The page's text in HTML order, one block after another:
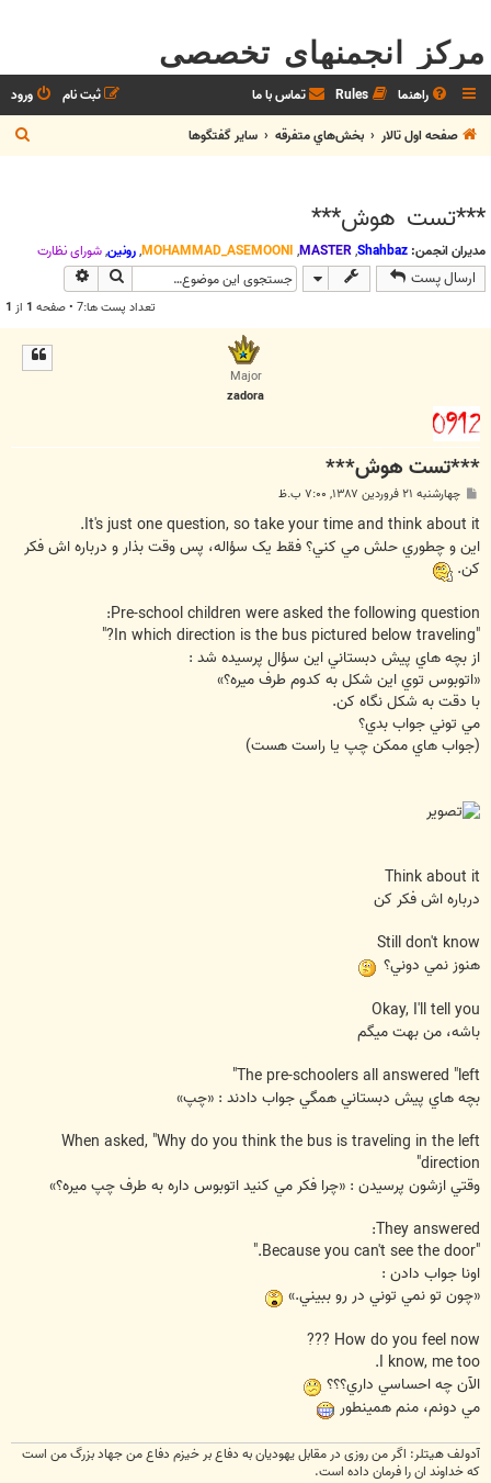
مرکز انجمنهای تخصصی
راهنما Rules تماس با ما ورود
ثبت نام
صفحه اول تالار
بخش‌‌هاي متفرقه ساير گفتگوها
س
***تست هوش***
مدیران انجمن: Shahbaz
,
MASTER
,
MOHAMMAD_ASEMOONI
,رونین,شوراي نظارت
ارسال پست جستجو
تعداد پست ها:7 • صفحه 1 از 1
Major
zadora
***تست هوش***
س
ت
چهارشنبه ۲۱ فروردین ۱۳۸۷, ۷:۰۰ ب.ظ
It's just one question, so take your time and think about it.
اين و چطوري حلش مي کني؟ فقط يک سؤاله، پس وقت بذار و درباره اش فکر
کن.
Pre-school children were asked the following question:
"In which direction is the bus pictured below traveling?"
از بچه هاي پيش دبستاني اين سؤال پرسيده شد :
«اتوبوس توي اين شکل به کدوم طرف ميره؟»
با دقت به شکل نگاه کن.
مي توني جواب بدي؟
(جواب هاي ممکن چپ يا راست هست)
Think about it
درباره اش فکر کن
Still don't know
هنوز نمي دوني؟
Okay, I'll tell you
باشه، من بهت ميگم
The pre-schoolers all answered "left"
بچه هاي پيش دبستاني همگي جواب دادند : «چپ»
When asked, "Why do you think the bus is traveling in the left
direction"
وقتي ازشون پرسيدن : «چرا فکر مي کنيد اتوبوس داره به طرف چپ ميره؟»
They answered:
"Because you can't see the door."
اونا جواب دادن :
«چون تو نمي توني در رو ببيني.»
How do you feel now ???
I know, me too.
الآن چه احساسي داري؟؟؟
مي دونم، منم همينطور
آدولف هیتلر: اگر من روزی در مقابل یهودیان به دفاع بر خیزم دفاع من جهاد بزرگ من است
که خداوند ان را فرمان داده است.